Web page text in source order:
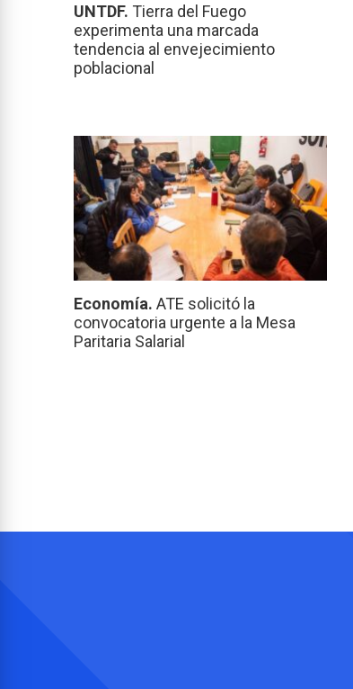
UNTDF. Tierra del Fuego
experimenta una marcada
tendencia al envejecimiento
poblacional
Economía. ATE solicitó la
convocatoria urgente a la Mesa
Paritaria Salarial